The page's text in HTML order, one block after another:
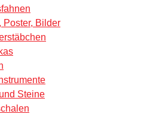
Poster, Bilder
Steine